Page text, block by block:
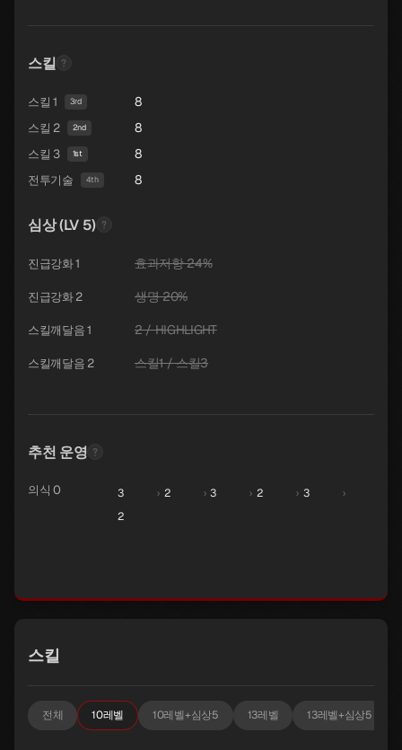
스킬
스킬 1 3rd 8
스킬 2 2nd 8
스킬 3 1st 8
전투기술 4th 8
심상 (LV 5)
진급강화 1 효과저항 24%
진급강화 2 생명 20%
스킬깨달음 1 2 / HIGHLIGHT
스킬깨달음 2 스킬1 / 스킬3
추천 운영
의식 0 3 › 2 › 3 › 2 › 3
›
2
스킬
전체 10레벨 10레벨+심상5 13레벨 13레벨+심상5